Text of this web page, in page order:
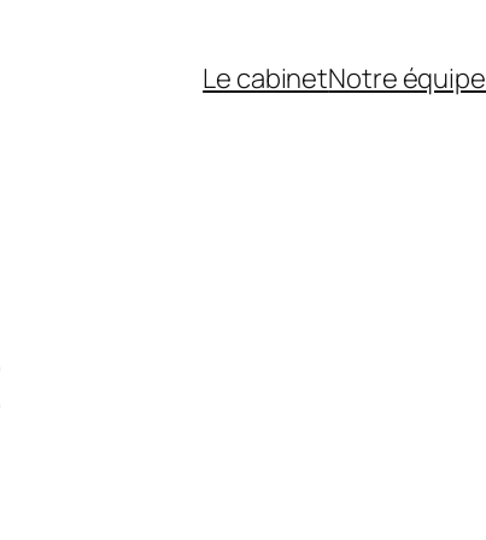
Le cabinetNotre équipe